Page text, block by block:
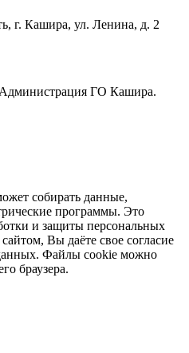
г. Кашира, ул. Ленина, д. 2
ГО Кашира.
собирать данные,
программы. Это
и защиты персональных
Вы даёте свое согласие
Файлы cookie можно
браузера.